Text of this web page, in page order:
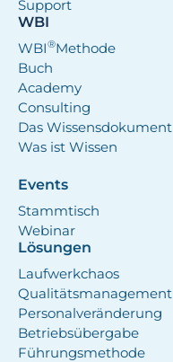
Support
WBI
WBI®Methode
Buch
Academy
Consulting
Das Wissensdokument
Was ist Wissen
Events
Stammtisch
Webinar
Lösungen
Laufwerkchaos
Qualitätsmanagement
Personalveränderung
Betriebsübergabe
Führungsmethode